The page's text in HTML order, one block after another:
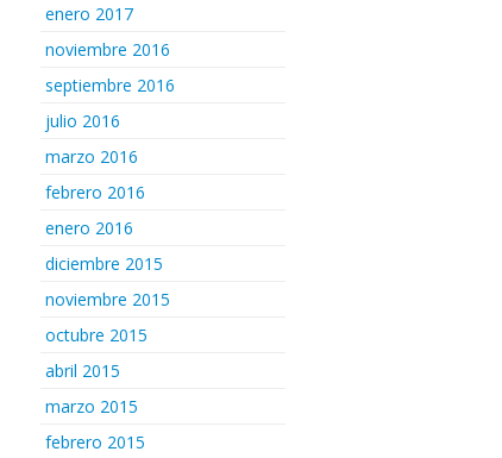
enero 2017
noviembre 2016
septiembre 2016
julio 2016
marzo 2016
febrero 2016
enero 2016
diciembre 2015
noviembre 2015
octubre 2015
abril 2015
marzo 2015
febrero 2015